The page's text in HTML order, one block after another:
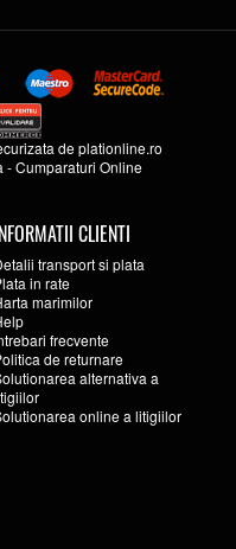
deplationline.ro
-Cumparaturi Online
CLIENTI
transport si plata
in rate
marimilor
frecvente
de returnare
alternativa a
online a litigiilor